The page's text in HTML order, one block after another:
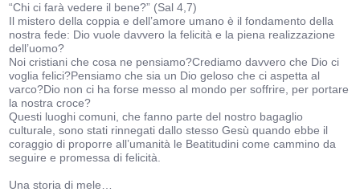
“Chi ci farà vedere il bene?” (Sal 4,7)
Il mistero della coppia e dell’amore umano è il fondamento della
nostra fede: Dio vuole davvero la felicità e la piena realizzazione
dell’uomo?
Noi cristiani che cosa ne pensiamo?Crediamo davvero che Dio ci
voglia felici?Pensiamo che sia un Dio geloso che ci aspetta al
varco?Dio non ci ha forse messo al mondo per soffrire, per portare
la nostra croce?
Questi luoghi comuni, che fanno parte del nostro bagaglio
culturale, sono stati rinnegati dallo stesso Gesù quando ebbe il
coraggio di proporre all’umanità le Beatitudini come cammino da
seguire e promessa di felicità.
Una storia di mele…